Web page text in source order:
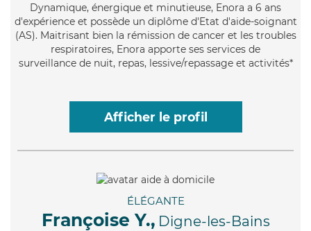
Dynamique, énergique et minutieuse, Enora a 6 ans
d'expérience et possède un diplôme d'Etat d'aide-soignant
(AS). Maitrisant bien la rémission de cancer et les troubles
respiratoires, Enora apporte ses services de
surveillance de nuit, repas, lessive/repassage et activités*
Afficher le profil
ÉLÉGANTE
Françoise Y., Digne-les-Bains